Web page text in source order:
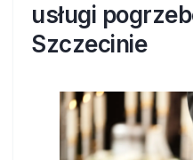
usługi
Szczecinie